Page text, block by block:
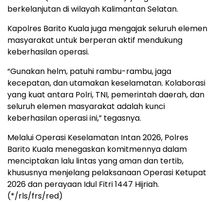
berkelanjutan di wilayah Kalimantan Selatan.
Kapolres Barito Kuala juga mengajak seluruh elemen
masyarakat untuk berperan aktif mendukung
keberhasilan operasi.
“Gunakan helm, patuhi rambu-rambu, jaga
kecepatan, dan utamakan keselamatan. Kolaborasi
yang kuat antara Polri, TNI, pemerintah daerah, dan
seluruh elemen masyarakat adalah kunci
keberhasilan operasi ini,” tegasnya.
Melalui Operasi Keselamatan Intan 2026, Polres
Barito Kuala menegaskan komitmennya dalam
menciptakan lalu lintas yang aman dan tertib,
khususnya menjelang pelaksanaan Operasi Ketupat
2026 dan perayaan Idul Fitri 1447 Hijriah.
(*/rls/frs/red)